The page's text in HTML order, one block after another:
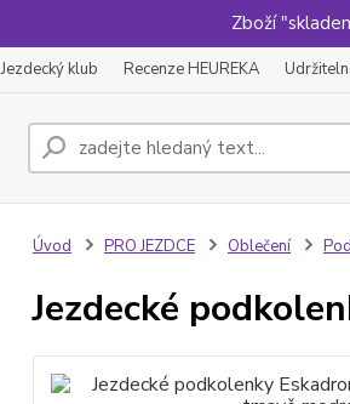
Zboží
Jezdecký klub Recenze HEUREKA
Úvod PRO JEZDCE Oblečení
Jezdecké